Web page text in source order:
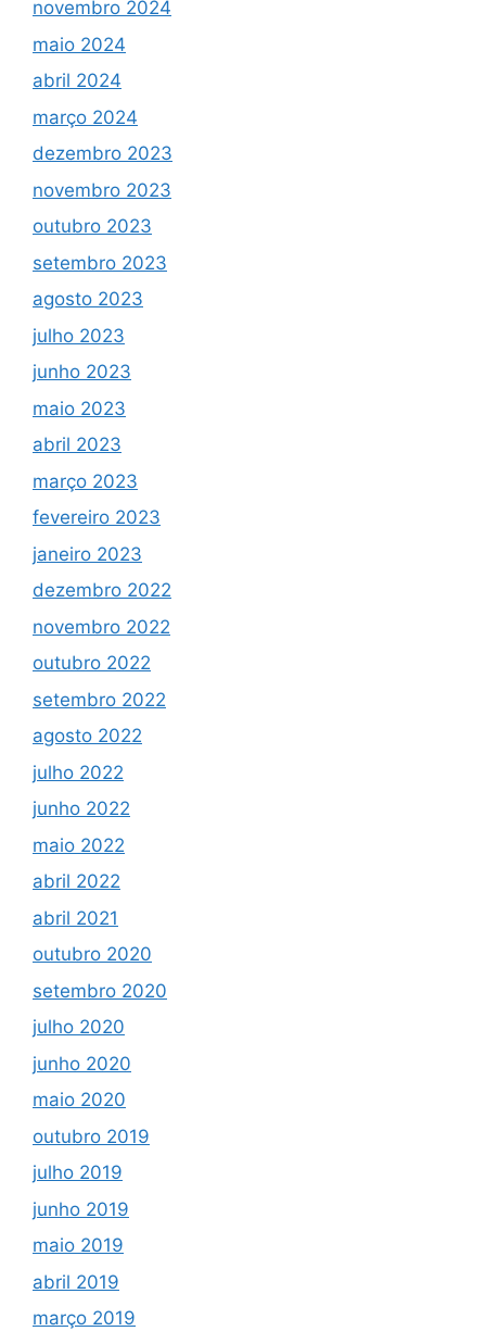
novembro 2024
maio 2024
abril 2024
março 2024
dezembro 2023
novembro 2023
outubro 2023
setembro 2023
agosto 2023
julho 2023
junho 2023
maio 2023
abril 2023
março 2023
fevereiro 2023
janeiro 2023
dezembro 2022
novembro 2022
outubro 2022
setembro 2022
agosto 2022
julho 2022
junho 2022
maio 2022
abril 2022
abril 2021
outubro 2020
setembro 2020
julho 2020
junho 2020
maio 2020
outubro 2019
julho 2019
junho 2019
maio 2019
abril 2019
março 2019